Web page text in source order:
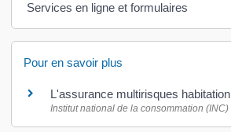
Services en ligne et formulaires
Pour en savoir plus
L'assurance multirisques habitation
Institut national de la consommation (INC)